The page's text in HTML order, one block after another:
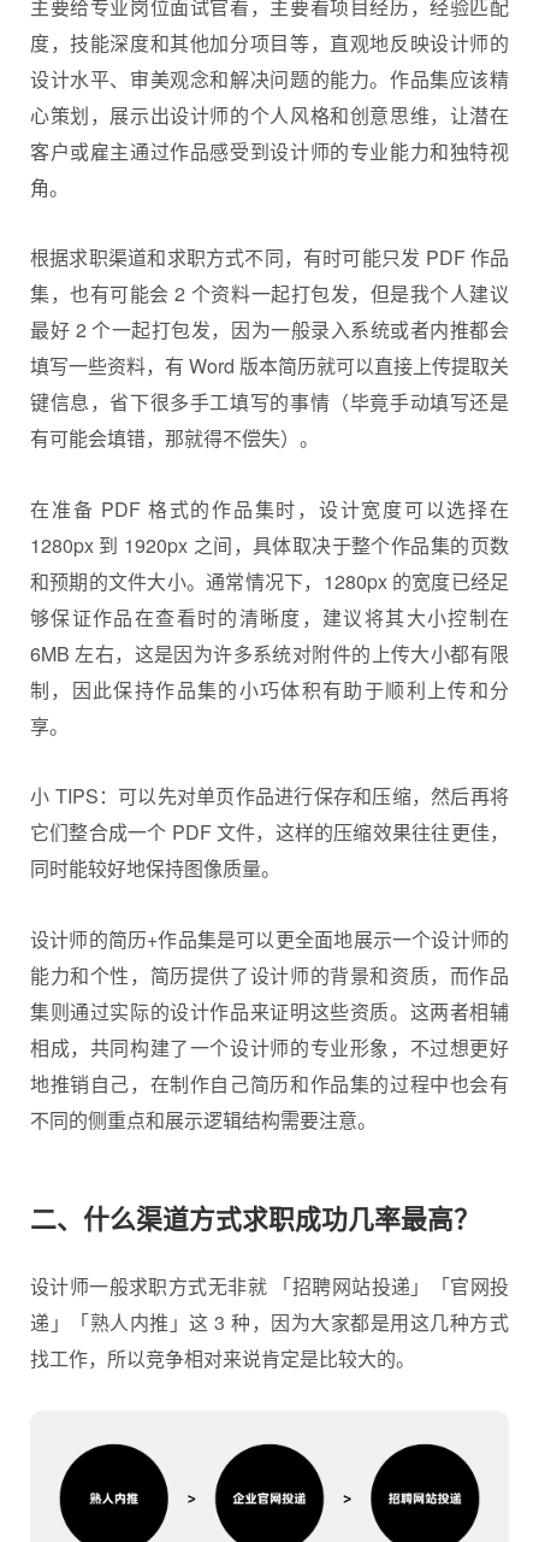
主要给专业岗位面试官看，主要看项目经历，经验匹配
度，技能深度和其他加分项目等，直观地反映设计师的
设计水平、审美观念和解决问题的能力。作品集应该精
心策划，展示出设计师的个人风格和创意思维，让潜在
客户或雇主通过作品感受到设计师的专业能力和独特视
角。
根据求职渠道和求职方式不同，有时可能只发 PDF 作品
集，也有可能会 2 个资料一起打包发，但是我个人建议
最好 2 个一起打包发，因为一般录入系统或者内推都会
填写一些资料，有 Word 版本简历就可以直接上传提取关
键信息，省下很多手工填写的事情（毕竟手动填写还是
有可能会填错，那就得不偿失）。
在准备 PDF 格式的作品集时，设计宽度可以选择在
1280px 到 1920px 之间，具体取决于整个作品集的页数
和预期的文件大小。通常情况下，1280px 的宽度已经足
够保证作品在查看时的清晰度，建议将其大小控制在
6MB 左右，这是因为许多系统对附件的上传大小都有限
制，因此保持作品集的小巧体积有助于顺利上传和分
享。
小 TIPS：可以先对单页作品进行保存和压缩，然后再将
它们整合成一个 PDF 文件，这样的压缩效果往往更佳，
同时能较好地保持图像质量。
设计师的简历+作品集是可以更全面地展示一个设计师的
能力和个性，简历提供了设计师的背景和资质，而作品
集则通过实际的设计作品来证明这些资质。这两者相辅
相成，共同构建了一个设计师的专业形象，不过想更好
地推销自己，在制作自己简历和作品集的过程中也会有
不同的侧重点和展示逻辑结构需要注意。
二、什么渠道方式求职成功几率最高？
设计师一般求职方式无非就 「招聘网站投递」「官网投
递」「熟人内推」这 3 种，因为大家都是用这几种方式
找工作，所以竞争相对来说肯定是比较大的。